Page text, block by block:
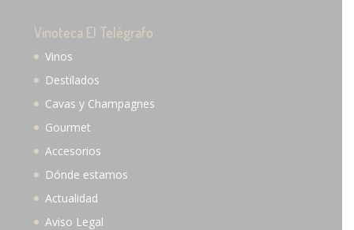
Vinoteca El Telégrafo
Vinos
Destilados
Cavas y Champagnes
Gourmet
Accesorios
Dónde estamos
Actualidad
Aviso Legal